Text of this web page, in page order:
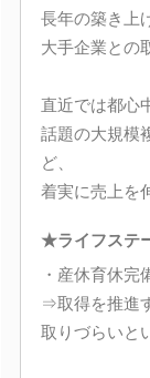
長年の築き上
大手企業との
直近では都心
話題の大規模
ど、
着実に売上を
★ライフステ
・産休育休完
⇒取得を推進
取りづらいと